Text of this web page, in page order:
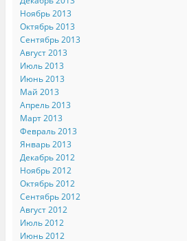
Ноябрь 2013
Октябрь 2013
Сентябрь 2013
Август 2013
Июль 2013
Июнь 2013
Май 2013
Апрель 2013
Март 2013
Февраль 2013
Январь 2013
Декабрь 2012
Ноябрь 2012
Октябрь 2012
Сентябрь 2012
Август 2012
Июль 2012
Июнь 2012